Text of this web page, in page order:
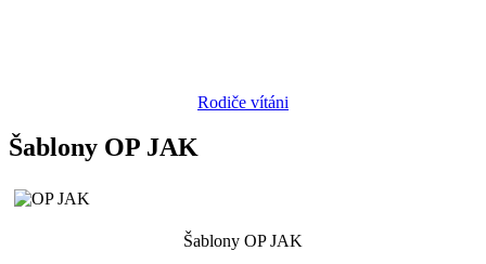
Rodiče vítáni
Šablony OP JAK
Šablony OP JAK